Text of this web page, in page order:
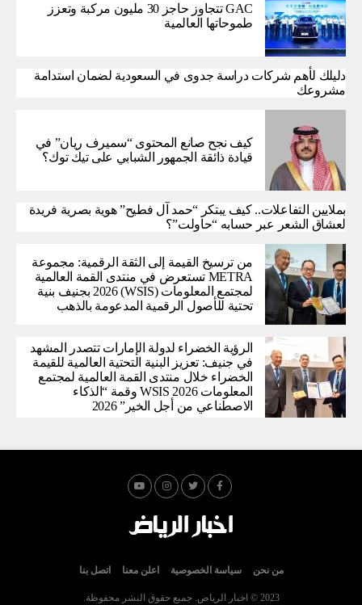
GAC تتجاوز حاجز 30 مليون مركبة وتعزز
طموحاتها العالمية
دليلك لأهم شركات دراسة جدوى في السعودية لضمان استدامة
مشروعك
كيف نجح صانع المحتوى “سميرف ريان” في
قيادة ذائقة الجمهور الشبابي على تيك توك؟
بملايين التفاعلات.. كيف يبتكر “حمد آل فطيح” هوية بصرية فريدة
لعشاق الشعر عبر حسابه “حاولت”؟
من ترسيخ القيمة إلى الثقة الرقمية: مجموعة
METRA تستعرض في منتدى القمة العالمية
لمجتمع المعلومات (WSIS) 2026 بجنيف بنية
تحتية للأصول الرقمية المدعومة بالذهب
الرؤية الخضراء لدولة الإمارات تتصدر المشهد
في جنيف: تعزيز البنية التحتية العالمية للقيمة
الخضراء خلال منتدى القمة العالمية لمجتمع
المعلومات WSIS 2026 وقمة “الذكاء
الاصطناعي من أجل الخير” 2026
من نحن سياسة الخصوصية اعلن معنا اتصل بنا
2023 © اخبار الرياض. جميع حقوق النشر محفوظة.